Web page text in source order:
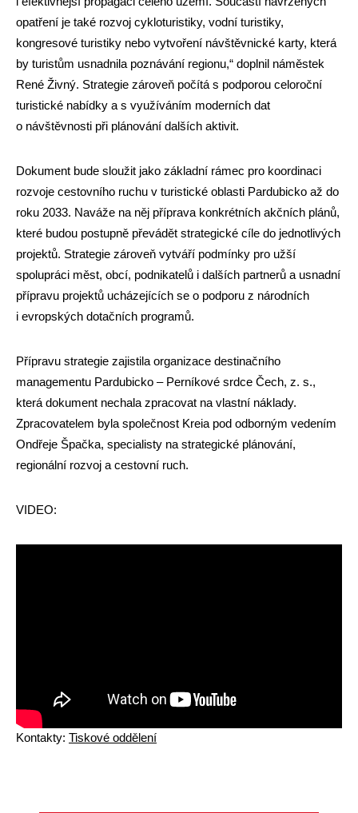
opatření je také rozvoj cykloturistiky, vodní turistiky,
kongresové turistiky nebo vytvoření návštěvnické karty, která
by turistům usnadnila poznávání regionu,“ doplnil náměstek
René Živný. Strategie zároveň počítá s podporou celoroční
turistické nabídky a s využíváním moderních dat
o návštěvnosti při plánování dalších aktivit.
Dokument bude sloužit jako základní rámec pro koordinaci
rozvoje cestovního ruchu v turistické oblasti Pardubicko až do
roku 2033. Naváže na něj příprava konkrétních akčních plánů,
které budou postupně převádět strategické cíle do jednotlivých
projektů. Strategie zároveň vytváří podmínky pro užší
spolupráci měst, obcí, podnikatelů i dalších partnerů a usnadní
přípravu projektů ucházejících se o podporu z národních
i evropských dotačních programů.
Přípravu strategie zajistila organizace destinačního
managementu Pardubicko – Perníkové srdce Čech, z. s.,
která dokument nechala zpracovat na vlastní náklady.
Zpracovatelem byla společnost Kreia pod odborným vedením
Ondřeje Špačka, specialisty na strategické plánování,
regionální rozvoj a cestovní ruch.
VIDEO:
Kontakty: Tiskové oddělení